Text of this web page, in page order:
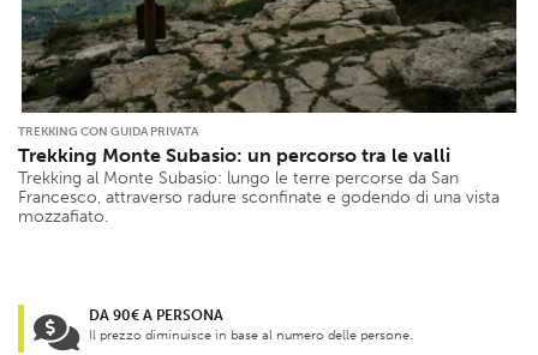
TREKKING CON GUIDA PRIVATA
Trekking Monte Subasio: un percorso tra le valli
Trekking al Monte Subasio: lungo le terre percorse da San
Francesco, attraverso radure sconfinate e godendo di una vista
mozzafiato.
DA 90€ A PERSONA
Il prezzo diminuisce in base al numero delle persone.